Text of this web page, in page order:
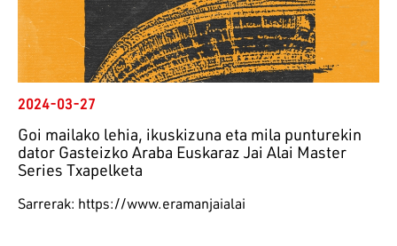
2024-03-27
Goi mailako lehia, ikuskizuna eta mila punturekin
dator Gasteizko Araba Euskaraz Jai Alai Master
Series Txapelketa
Sarrerak: https://www.eramanjaialai